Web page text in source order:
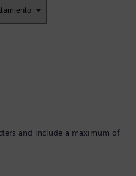
and include a maximum of